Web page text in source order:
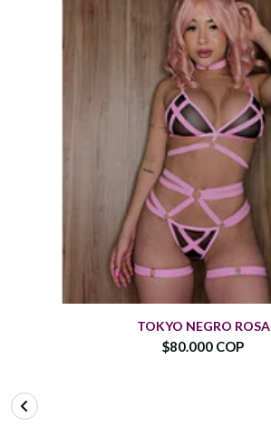
TOKYO NEGRO ROSA
$80.000 COP